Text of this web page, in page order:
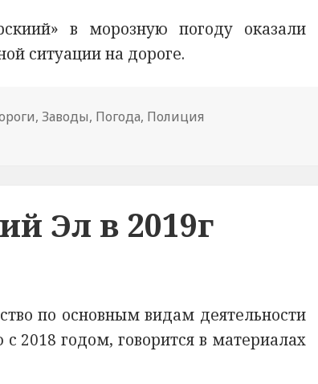
в морозную погоду оказали
ситуации на дороге.
,Заводы, Погода, Полиция
Эл в 2019г
по основным видам деятельности
2018 годом, говорится в материалах